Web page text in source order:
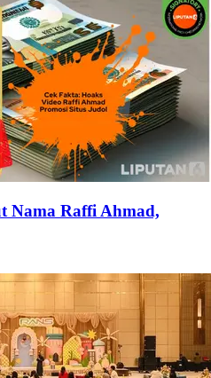
Nama Raffi Ahmad,